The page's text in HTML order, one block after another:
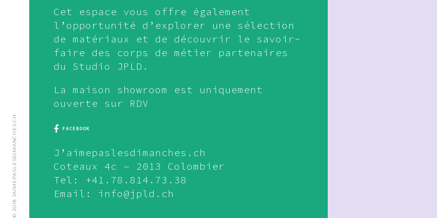
© 2018 JAIMEPASLESDIMANCHES.CH
Cet espace vous offre également
l’opportunité d’explorer une sélection
de matériaux et de découvrir le savoir-
faire des corps de métier partenaires
du Studio JPLD.
La maison showroom est uniquement
ouverte sur RDV
FACEBOOK
J’aimepaslesdimanches.ch
Coteaux 4c – 2013 Colombier
Tel: +41.78.814.73.38
Email: info@jpld.ch